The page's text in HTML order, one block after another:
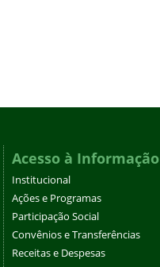
Acesso à Informação
Institucional
Ações e Programas
Participação Social
Convênios e Transferências
Receitas e Despesas